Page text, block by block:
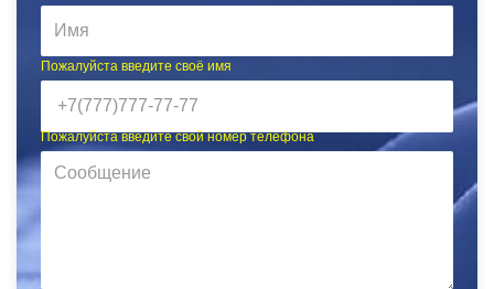
Пожалуйста введите своё имя
Пожалуйста введите свой номер телефона